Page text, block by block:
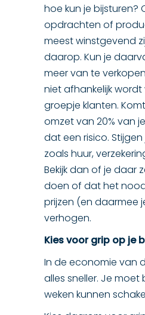
hoe kun je bijsturen?
opdrachten of
meest winstgevend
daarop. Kun je
meer van te
niet afhankelijk wordt
groepje klanten.
omzet van 20% van
dat een risico.
zoals huur,
Bekijk dan of je daar
doen of dat het
prijzen (en daarmee
verhogen.
Kies voor grip op je
In de economie van
alles sneller. Je
weken kunnen